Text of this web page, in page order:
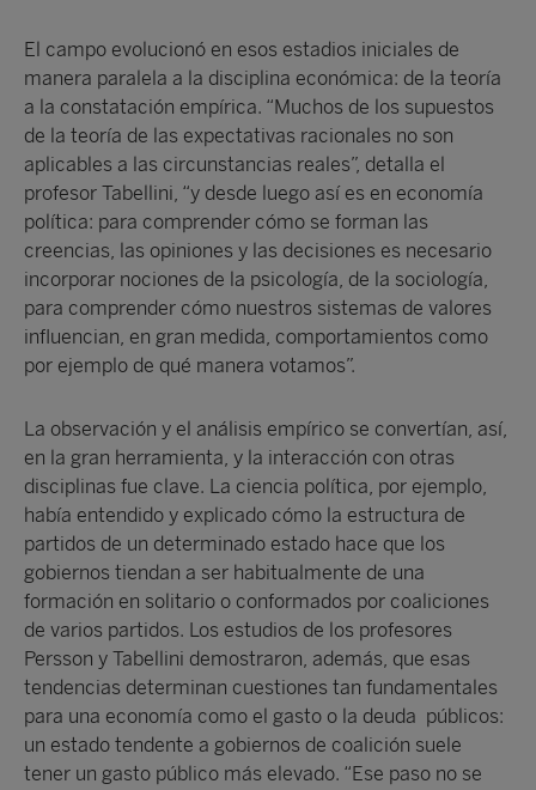
El campo evolucionó en esos estadios iniciales de
manera paralela a la disciplina económica: de la teoría
a la constatación empírica. “Muchos de los supuestos
de la teoría de las expectativas racionales no son
aplicables a las circunstancias reales”, detalla el
profesor Tabellini, “y desde luego así es en economía
política: para comprender cómo se forman las
creencias, las opiniones y las decisiones es necesario
incorporar nociones de la psicología, de la sociología,
para comprender cómo nuestros sistemas de valores
influencian, en gran medida, comportamientos como
por ejemplo de qué manera votamos”.
La observación y el análisis empírico se convertían, así,
en la gran herramienta, y la interacción con otras
disciplinas fue clave. La ciencia política, por ejemplo,
había entendido y explicado cómo la estructura de
partidos de un determinado estado hace que los
gobiernos tiendan a ser habitualmente de una
formación en solitario o conformados por coaliciones
de varios partidos. Los estudios de los profesores
Persson y Tabellini demostraron, además, que esas
tendencias determinan cuestiones tan fundamentales
para una economía como el gasto o la deuda públicos:
un estado tendente a gobiernos de coalición suele
tener un gasto público más elevado. “Ese paso no se